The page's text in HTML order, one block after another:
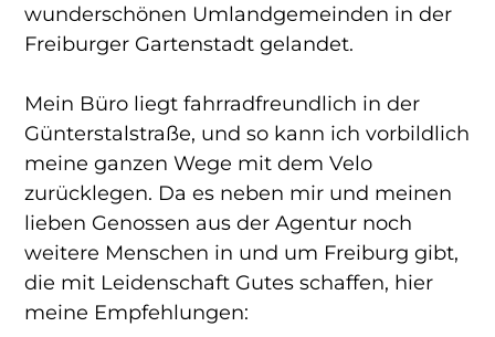
wunderschönen Umlandgemeinden in der
Freiburger Gartenstadt gelandet.
Mein Büro liegt fahrradfreundlich in der
Günterstalstraße, und so kann ich vorbildlich
meine ganzen Wege mit dem Velo
zurücklegen. Da es neben mir und meinen
lieben Genossen aus der Agentur noch
weitere Menschen in und um Freiburg gibt,
die mit Leidenschaft Gutes schaffen, hier
meine Empfehlungen: